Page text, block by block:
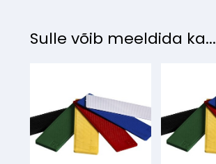
Sulle võib meeldida ka...